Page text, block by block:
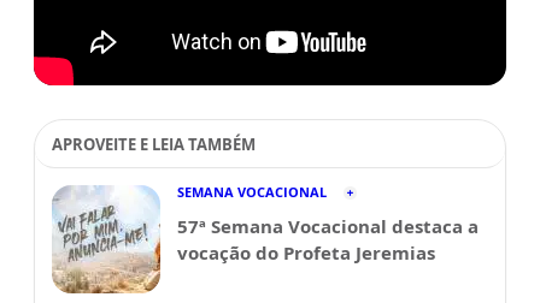
APROVEITE E LEIA TAMBÉM
SEMANA VOCACIONAL
57ª Semana Vocacional destaca a
vocação do Profeta Jeremias